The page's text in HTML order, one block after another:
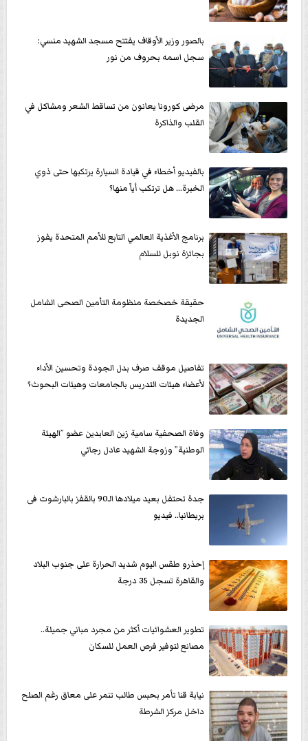
بالصور وزير الأوقاف يفتتح مسجد الشهيد منسي:
سجل اسمه بحروف من نور
مرضى كورونا يعانون من تساقط الشعر ومشاكل في
القلب والذاكرة
بالفيديو أخطاء في قيادة السيارة يرتكبها حتى ذوي
الخبرة... هل ترتكب أياً منها؟
برنامج الأغذية العالمي التابع للأمم المتحدة يفوز
بجائزة نوبل للسلام
حقيقة خصخصة منظومة التأمين الصحى الشامل
الجديدة
تفاصيل موقف صرف بدل الجودة وتحسين الأداء
لأعضاء هيئات التدريس بالجامعات وهيئات البحوث؟
وفاة الصحفية سامية زين العابدين عضو ”الهيئة
الوطنية” وزوجة الشهيد عادل رجائي
جدة تحتفل بعيد ميلادها الـ90 بالقفز بالبارشوت فى
بريطانيا.. فيديو
إحذرو طقس اليوم شديد الحرارة على جنوب البلاد
والقاهرة تسجل 35 درجة
تطوير العشوائيات أكثر من مجرد مباني جميلة..
مصانع لتوفير فرص العمل للسكان
نيابة قنا تأمر بحبس طالب تنمر على معاق رغم الصلح
داخل مركز الشرطة